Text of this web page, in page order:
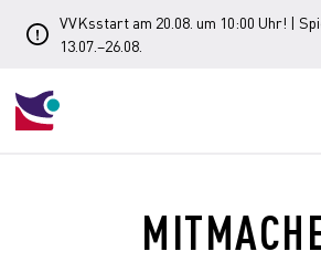
VVKsstart am 20.08. um 10:00 Uhr! |
13.07.–26.08.